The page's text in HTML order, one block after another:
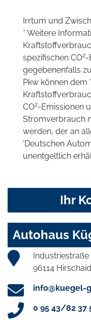
Irrtum und
* Weitere
spezifischen CO2-
gegebenenfalls
Pkw können dem
CO2-Emissionen
Stromverbrauch
werden, der an
'Deutschen
unentgeltlich
Ihr
Autohaus
Industriestraße
96114 Hirschaid
info@kuegel-
0 95 43/82 37